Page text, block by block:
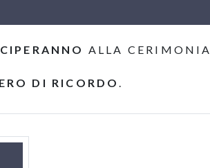
ALLA CERIMONIA
DI RICORDO.